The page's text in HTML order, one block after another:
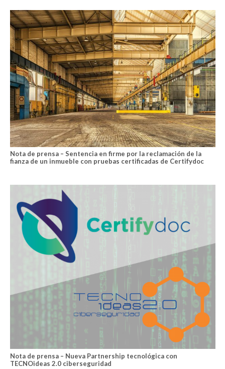
Nota de prensa – Sentencia en firme por la reclamación de la
fianza de un inmueble con pruebas certificadas de Certifydoc
Nota de prensa – Nueva Partnership tecnológica con
TECNOideas 2.0 ciberseguridad